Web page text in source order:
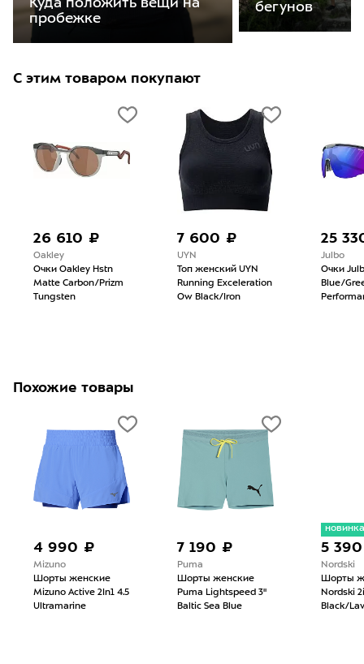
Куда положить вещи на
пробежке
бегунов
С этим товаром покупают
26 610 ₽
Oakley
Очки Oakley Hstn
Matte Carbon/Prizm
Tungsten
7 600 ₽
UYN
Топ женский UYN
Running Exceleration
Ow Black/Iron
25
Julbo
Очки
Blue/
Похожие товары
4 990 ₽
Mizuno
Шорты женские
Mizuno Active 2In1 4.5
Ultramarine
7 190 ₽
Puma
Шорты женские
Puma Lightspeed 3"
Baltic Sea Blue
новинка
5
Nordski
Шорты
Nordski
Black/